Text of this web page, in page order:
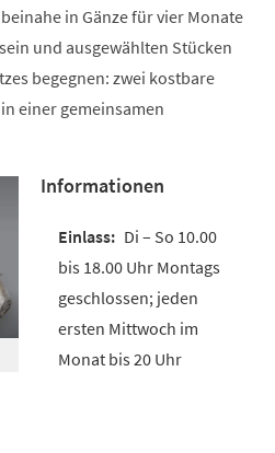
in Gänze für vier Monate
und ausgewählten Stücken
begegnen: zwei kostbare
einer gemeinsamen
Informationen
Di – So 10.00
bis 18.00 Uhr Montags
geschlossen; jeden
ersten Mittwoch im
Monat bis 20 Uhr